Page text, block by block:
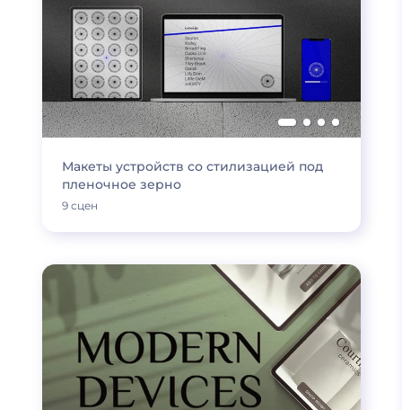
Макеты устройств со стилизацией под
пленочное зерно
9 сцен